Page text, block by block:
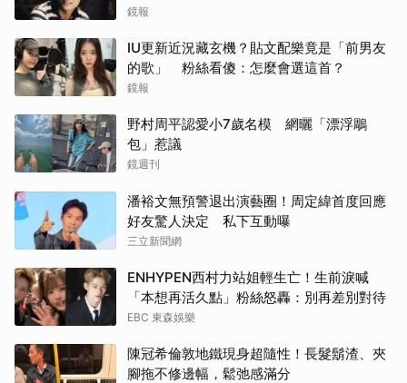
鏡報
IU更新近況藏玄機？貼文配樂竟是「前男友
的歌」 粉絲看傻：怎麼會選這首？
鏡報
野村周平認愛小7歲名模 網曬「漂浮鵰
包」惹議
鏡週刊
潘裕文無預警退出演藝圈！周定緯首度回應
好友驚人決定 私下互動曝
三立新聞網
ENHYPEN西村力站姐輕生亡！生前淚喊
「本想再活久點」粉絲怒轟：別再差別對待
EBC 東森娛樂
陳冠希倫敦地鐵現身超隨性！長髮鬍渣、夾
腳拖不修邊幅，鬆弛感滿分